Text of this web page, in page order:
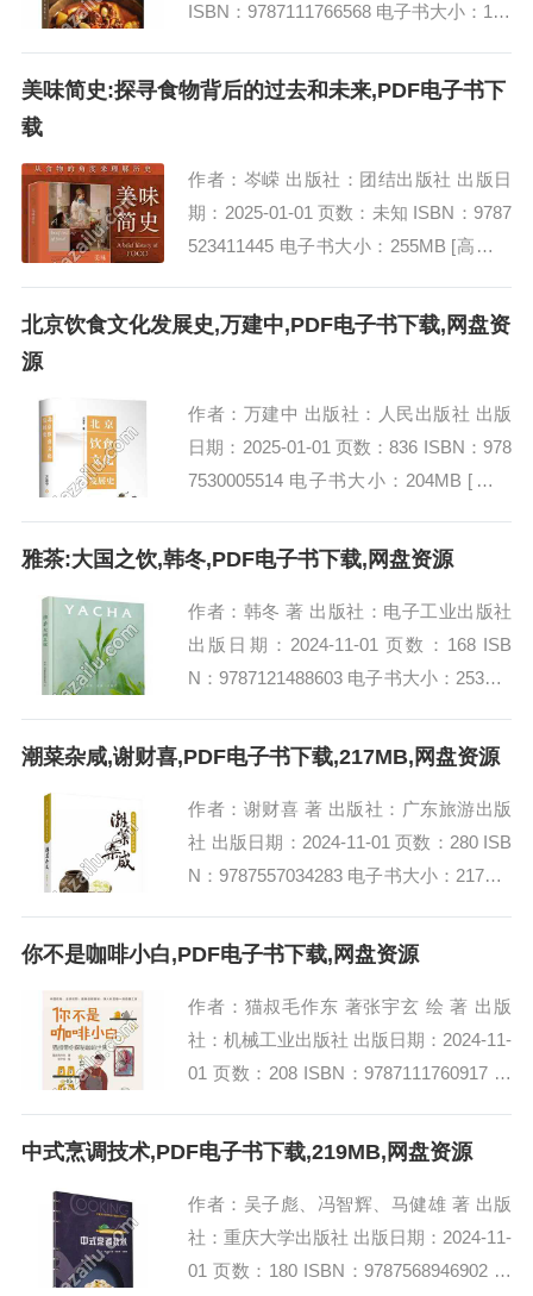
ISBN：9787111766568 电子书大小：196
美味简史:探寻食物背后的过去和未来,PDF电子书下
载
作者：岑嵘 出版社：团结出版社 出版日
期：2025-01-01 页数：未知 ISBN：9787
523411445 电子书大小：255MB [高清扫
史...
北京饮食文化发展史,万建中,PDF电子书下载,网盘资
源
作者：万建中 出版社：人民出版社 出版
日期：2025-01-01 页数：836 ISBN：978
7530005514 电子书大小：204MB [高清
食...
雅茶:大国之饮,韩冬,PDF电子书下载,网盘资源
作者：韩冬 著 出版社：电子工业出版社
出版日期：2024-11-01 页数：168 ISB
N：9787121488603 电子书大小：253MB
潮菜杂咸,谢财喜,PDF电子书下载,217MB,网盘资源
作者：谢财喜 著 出版社：广东旅游出版
社 出版日期：2024-11-01 页数：280 ISB
N：9787557034283 电子书大小：217MB
你不是咖啡小白,PDF电子书下载,网盘资源
作者：猫叔毛作东 著张宇玄 绘 著 出版
社：机械工业出版社 出版日期：2024-11-
01 页数：208 ISBN：9787111760917 电
式]...
中式烹调技术,PDF电子书下载,219MB,网盘资源
作者：吴子彪、冯智辉、马健雄 著 出版
社：重庆大学出版社 出版日期：2024-11-
01 页数：180 ISBN：9787568946902 电